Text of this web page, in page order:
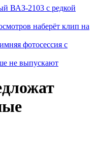
ВАЗ-2103 с редкой
наберёт клип на
фотосессия с
не выпускают